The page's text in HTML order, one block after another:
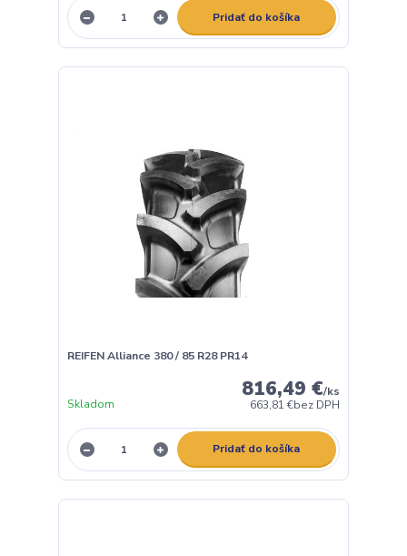
Pridať do košíka
REIFEN Alliance 380 / 85 R28 PR14
816,49 €/ks
663,81 €bez DPH
Skladom
Pridať do košíka